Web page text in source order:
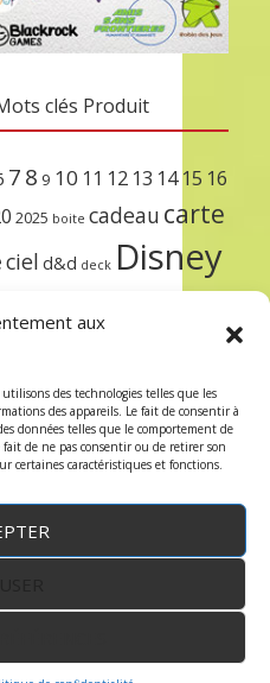
aux
des technologies telles que les
des appareils. Le fait de consentir à
données telles que le comportement de
de ne pas consentir ou de retirer son
certaines caractéristiques et fonctions.
clés Produit
7 8 9 10 11 12 13 14 15 16
2025 boite cadeau carte
ciel d&d deck Disney
setsleeve
ursula étincelant
-Mentions